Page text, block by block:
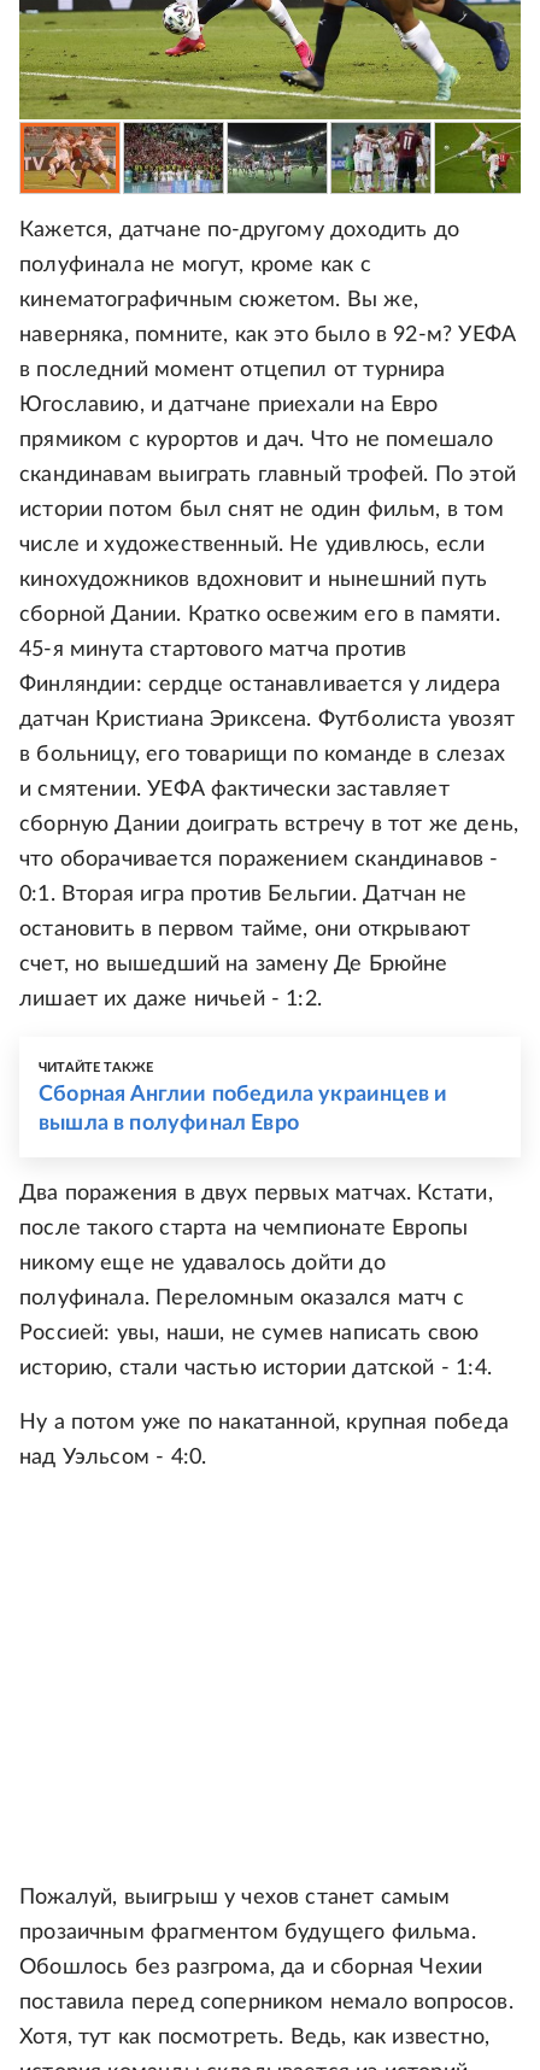
Кажется, датчане по-другому доходить до
полуфинала не могут, кроме как с
кинематографичным сюжетом. Вы же,
наверняка, помните, как это было в 92-м? УЕФА
в последний момент отцепил от турнира
Югославию, и датчане приехали на Евро
прямиком с курортов и дач. Что не помешало
скандинавам выиграть главный трофей. По этой
истории потом был снят не один фильм, в том
числе и художественный. Не удивлюсь, если
кинохудожников вдохновит и нынешний путь
сборной Дании. Кратко освежим его в памяти.
45-я минута стартового матча против
Финляндии: сердце останавливается у лидера
датчан Кристиана Эриксена. Футболиста увозят
в больницу, его товарищи по команде в слезах
и смятении. УЕФА фактически заставляет
сборную Дании доиграть встречу в тот же день,
что оборачивается поражением скандинавов -
0:1. Вторая игра против Бельгии. Датчан не
остановить в первом тайме, они открывают
счет, но вышедший на замену Де Брюйне
лишает их даже ничьей - 1:2.
ЧИТАЙТЕ ТАКЖЕ
Сборная Англии победила украинцев и
вышла в полуфинал Евро
Два поражения в двух первых матчах. Кстати,
после такого старта на чемпионате Европы
никому еще не удавалось дойти до
полуфинала. Переломным оказался матч с
Россией: увы, наши, не сумев написать свою
историю, стали частью истории датской - 1:4.
Ну а потом уже по накатанной, крупная победа
над Уэльсом - 4:0.
Пожалуй, выигрыш у чехов станет самым
прозаичным фрагментом будущего фильма.
Обошлось без разгрома, да и сборная Чехии
поставила перед соперником немало вопросов.
Хотя, тут как посмотреть. Ведь, как известно,